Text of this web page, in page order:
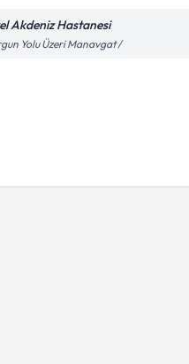
Akdeniz Hastanesi
Yolu Üzeri Manavgat /